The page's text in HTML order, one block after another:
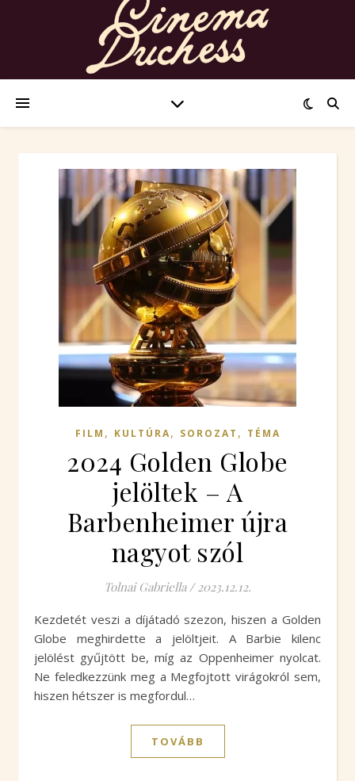
FILM , KULTÚRA, SOROZAT , TÉMA
2024 Golden Globe
jelöltek – A
Barbenheimer újra
nagyot szól
Tolnai Gabriella / 2023.12.12.
Kezdetét veszi a díjátadó szezon, hiszen a Golden
Globe meghirdette a jelöltjeit. A Barbie kilenc
jelölést gyűjtött be, míg az Oppenheimer nyolcat.
Ne feledkezzünk meg a Megfojtott virágokról sem,
hiszen hétszer is megfordul…
TOVÁBB